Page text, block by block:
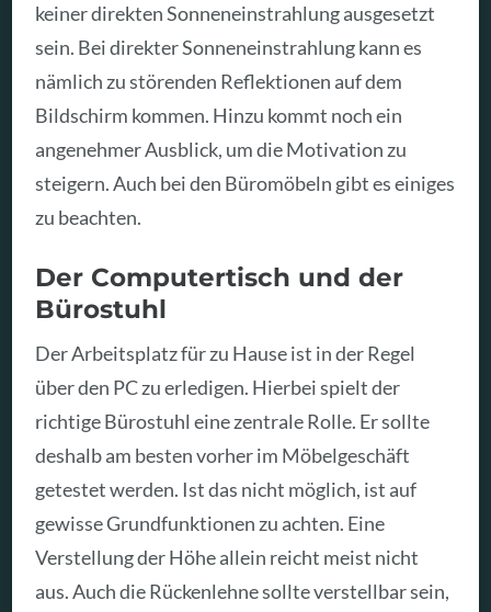
keiner direkten Sonneneinstrahlung ausgesetzt
sein. Bei direkter Sonneneinstrahlung kann es
nämlich zu störenden Reflektionen auf dem
Bildschirm kommen. Hinzu kommt noch ein
angenehmer Ausblick, um die Motivation zu
steigern. Auch bei den Büromöbeln gibt es einiges
zu beachten.
Der Computertisch und der
Bürostuhl
Der Arbeitsplatz für zu Hause ist in der Regel
über den PC zu erledigen. Hierbei spielt der
richtige Bürostuhl eine zentrale Rolle. Er sollte
deshalb am besten vorher im Möbelgeschäft
getestet werden. Ist das nicht möglich, ist auf
gewisse Grundfunktionen zu achten. Eine
Verstellung der Höhe allein reicht meist nicht
aus. Auch die Rückenlehne sollte verstellbar sein,